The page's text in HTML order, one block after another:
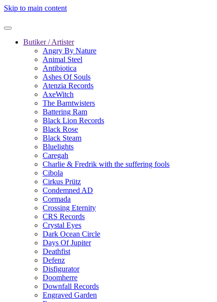
Skip to main content
Butiker / Artister
Angry By Nature
Animal Steel
Antibiotica
Ashes Of Souls
Atenzia Records
AxeWitch
The Barntwisters
Battering Ram
Black Lion Records
Black Rose
Black Steam
Bluelights
Caregah
Charlie & Fredrik with the suffering fools
Cibola
Cirkus Prütz
Condemned AD
Cormada
Crossing Eternity
CRS Records
Crystal Eyes
Dark Ocean Circle
Days Of Jupiter
Deathfist
Defenz
Disfigurator
Doomherre
Downfall Records
Engraved Garden